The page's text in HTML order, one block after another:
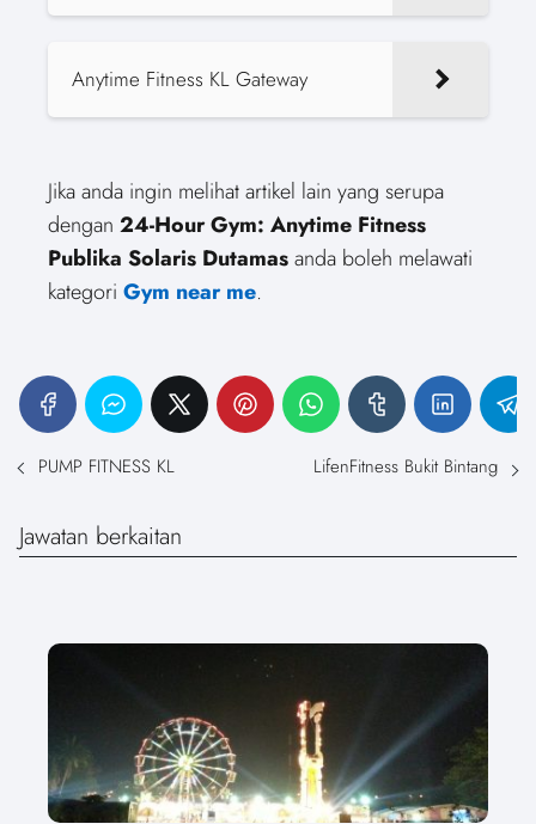
Anytime Fitness KL Gateway
Jika anda ingin melihat artikel lain yang serupa
dengan 24-Hour Gym: Anytime Fitness
Publika Solaris Dutamasanda boleh melawati
kategori Gym near me.
PUMP FITNESS KL LifenFitness Bukit Bintang
Jawatan berkaitan